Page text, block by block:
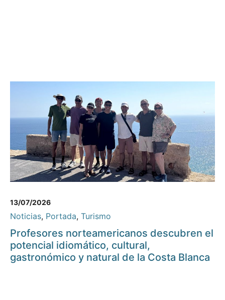
13/07/2026
Noticias, Portada, Turismo
Profesores norteamericanos descubren el
potencial idiomático, cultural,
gastronómico y natural de la Costa Blanca